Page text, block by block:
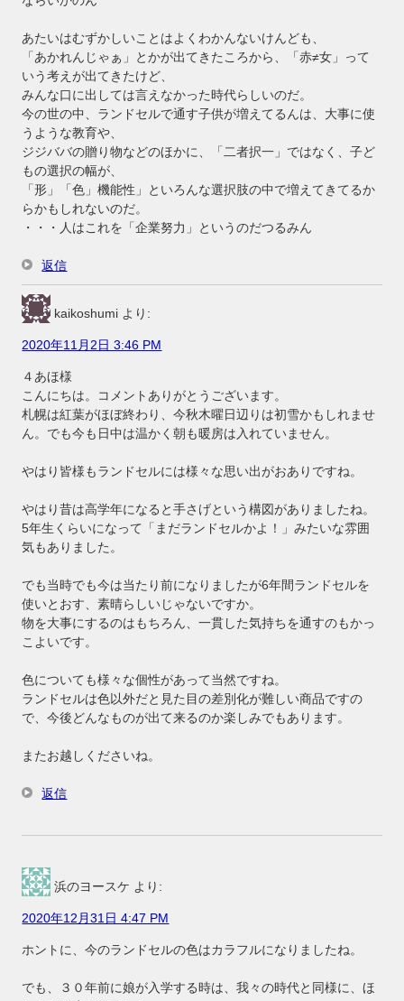
あたいはむずかしいことはよくわかんないけんども、
「あかれんじゃぁ」とかが出てきたころから、「赤≠女」って
いう考えが出てきたけど、
みんな口に出しては言えなかった時代らしいのだ。
今の世の中、ランドセルで通す子供が増えてるんは、大事に使
うような教育や、
ジジババの贈り物などのほかに、「二者択一」ではなく、子ど
もの選択の幅が、
「形」「色」機能性」といろんな選択肢の中で増えてきてるか
らかもしれないのだ。
・・・人はこれを「企業努力」というのだつるみん
返信
kaikoshumi より:
2020年11月2日 3:46 PM
４あほ様
こんにちは。コメントありがとうございます。
札幌は紅葉がほぼ終わり、今秋木曜日辺りは初雪かもしれませ
ん。でも今も日中は温かく朝も暖房は入れていません。
やはり皆様もランドセルには様々な思い出がおありですね。
やはり昔は高学年になると手さげという構図がありましたね。
5年生くらいになって「まだランドセルかよ！」みたいな雰囲
気もありました。
でも当時でも今は当たり前になりましたが6年間ランドセルを
使いとおす、素晴らしいじゃないですか。
物を大事にするのはもちろん、一貫した気持ちを通すのもかっ
こよいです。
色についても様々な個性があって当然ですね。
ランドセルは色以外だと見た目の差別化が難しい商品ですの
で、今後どんなものが出て来るのか楽しみでもあります。
またお越しくださいね。
返信
浜のヨースケ より:
2020年12月31日 4:47 PM
ホントに、今のランドセルの色はカラフルになりましたね。
でも、３０年前に娘が入学する時は、我々の時代と同様に、ほ